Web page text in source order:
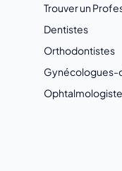
Trouver un
Dentistes
Orthodontistes
Gynécologues-